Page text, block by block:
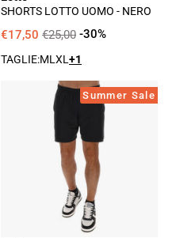
SHORTS LOTTO UOMO - NERO
€17,50 €25,00 -30%
TAGLIE:MLXL+1
Shorts
Lotto
Uomo
Nero
Summer Sale